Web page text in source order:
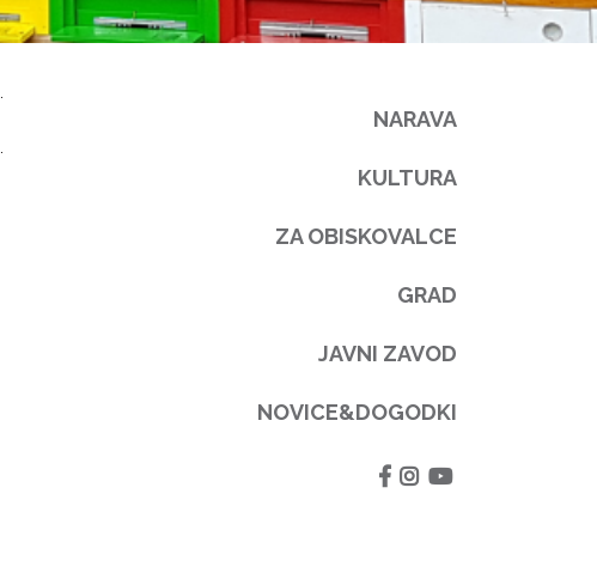
NARAVA
KULTURA
ZA OBISKOVALCE
GRAD
JAVNI ZAVOD
NOVICE&DOGODKI